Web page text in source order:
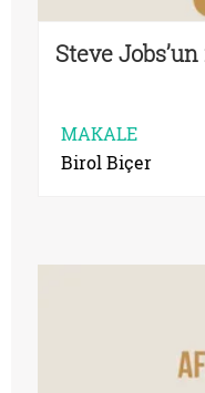
Steve
MAKALE
Birol Biçer